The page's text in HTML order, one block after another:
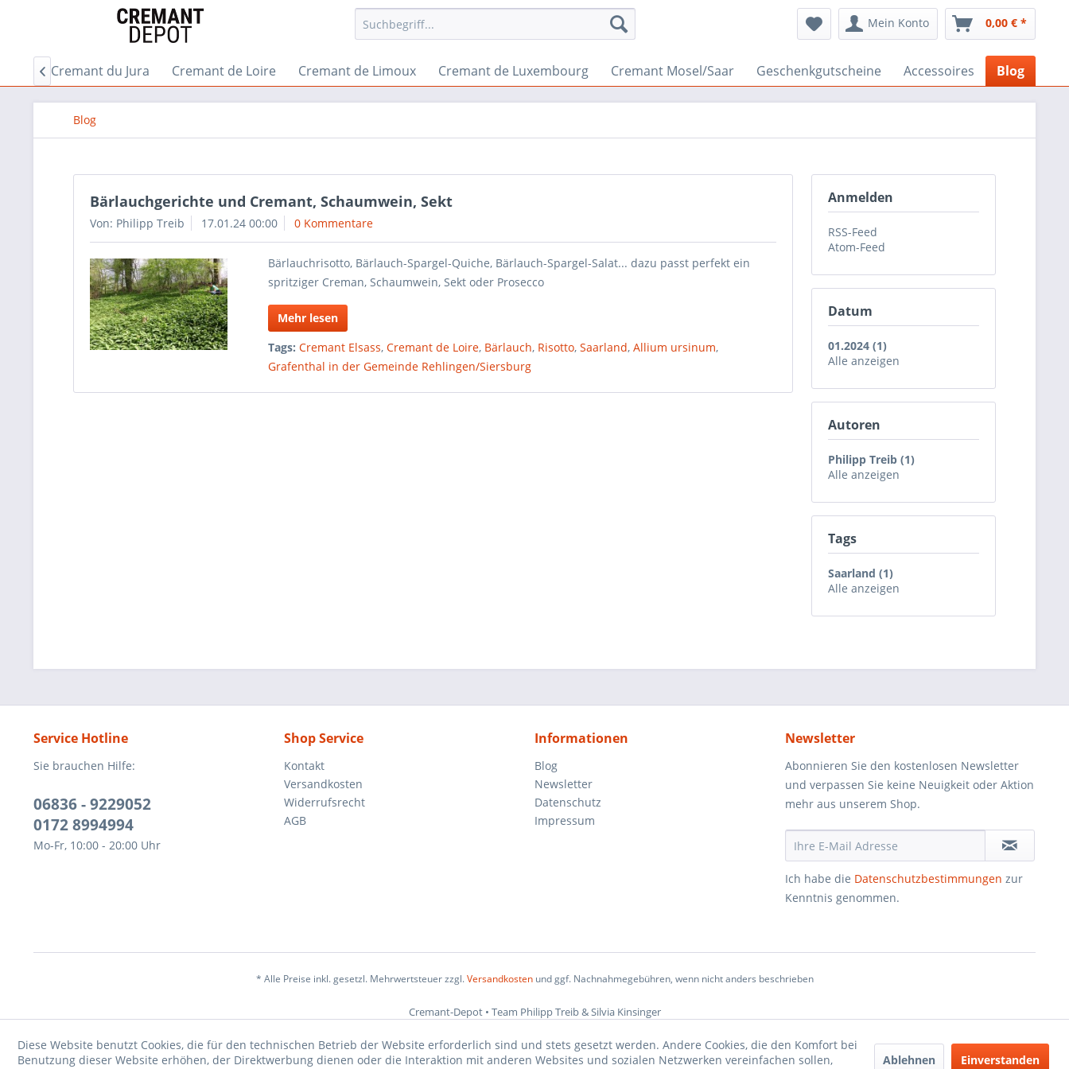
Mein Konto 0,00 € *
Cremant du Jura Cremant de Loire Cremant de Limoux Cremant de Luxembourg Cremant Mosel/Saar Geschenkgutscheine Accessoires Blog

Blog
Anmelden
RSS-Feed
Atom-Feed
Datum
01.2024 (1)
Alle anzeigen
Autoren
Philipp Treib (1)
Alle anzeigen
Tags
Saarland (1)
Alle anzeigen
Bärlauchgerichte und Cremant, Schaumwein, Sekt
Von: Philipp Treib 17.01.24 00:00 0 Kommentare
Bärlauchrisotto, Bärlauch-Spargel-Quiche, Bärlauch-Spargel-Salat... dazu passt perfekt ein
spritziger Creman, Schaumwein, Sekt oder Prosecco
Mehr lesen
Tags: Cremant Elsass,Cremant de Loire, Bärlauch, Risotto,Saarland,Allium ursinum,
Grafenthal in der Gemeinde Rehlingen/Siersburg
Service Hotline
Sie brauchen Hilfe:
06836 - 9229052
0172 8994994
Mo-Fr, 10:00 - 20:00 Uhr
Shop Service
Kontakt
Versandkosten
Widerrufsrecht
AGB
Informationen
Blog
Newsletter
Datenschutz
Impressum
Newsletter
Abonnieren Sie den kostenlosen Newsletter
und verpassen Sie keine Neuigkeit oder Aktion
mehr aus unserem Shop.
Ich habe die Datenschutzbestimmungen zur
Kenntnis genommen.
* Alle Preise inkl. gesetzl. Mehrwertsteuer zzgl.Versandkostenund ggf. Nachnahmegebühren, wenn nicht anders beschrieben
Cremant-Depot • Team Philipp Treib & Silvia Kinsinger
Diese Website benutzt Cookies, die für den technischen Betrieb der Website erforderlich sind und stets gesetzt werden. Andere Cookies, die den Komfort bei
Benutzung dieser Website erhöhen, der Direktwerbung dienen oder die Interaktion mit anderen Websites und sozialen Netzwerken vereinfachen sollen,
Ablehnen Einverstanden